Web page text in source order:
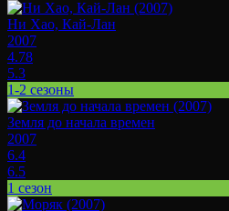
Ни Хао, Кай-Лан
2007
4.78
5.3
1-2 сезоны
Земля до начала времен
2007
6.4
6.5
1 сезон